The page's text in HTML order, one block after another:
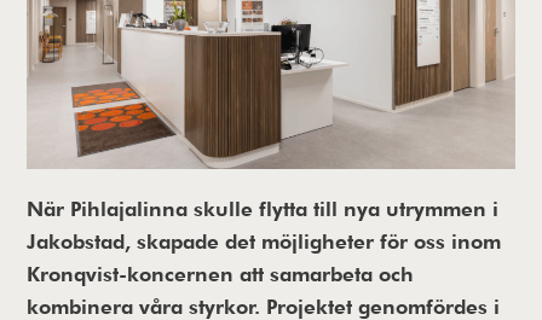
När Pihlajalinna skulle flytta till nya utrymmen i
Jakobstad, skapade det möjligheter för oss inom
Kronqvist-koncernen att samarbeta och
kombinera våra styrkor. Projektet genomfördes i